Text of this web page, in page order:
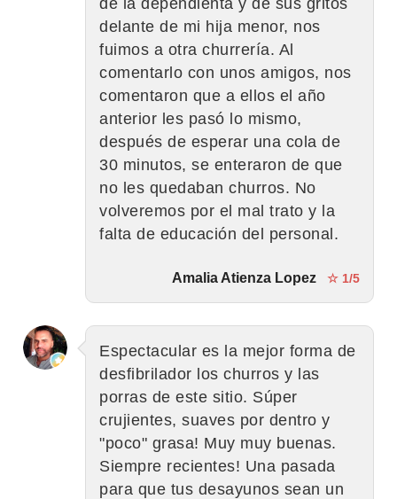
delante de mi hija menor, nos
fuimos a otra churrería. Al
comentarlo con unos amigos, nos
comentaron que a ellos el año
anterior les pasó lo mismo,
después de esperar una cola de
30 minutos, se enteraron de que
no les quedaban churros. No
volveremos por el mal trato y la
falta de educación del personal.
Amalia Atienza Lopez ☆ 1/5
Espectacular es la mejor forma de
desfibrilador los churros y las
porras de este sitio. Súper
crujientes, suaves por dentro y
"poco" grasa! Muy muy buenas.
Siempre recientes! Una pasada
para que tus desayunos sean un